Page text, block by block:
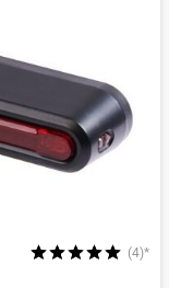
(4)*